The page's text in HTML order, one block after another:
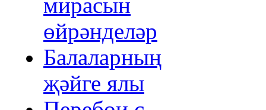
мирасын
өйрәнделәр
Балаларның
җәйге ялы